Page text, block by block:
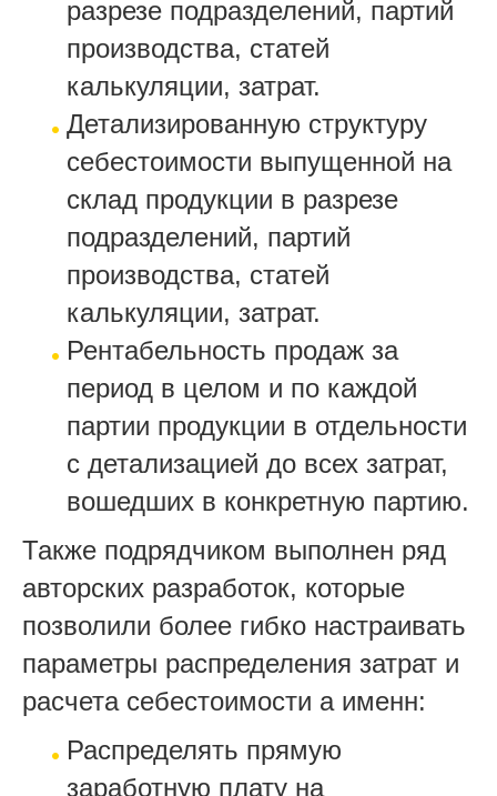
разрезе подразделений, партий
производства, статей
калькуляции, затрат.
Детализированную структуру
себестоимости выпущенной на
склад продукции в разрезе
подразделений, партий
производства, статей
калькуляции, затрат.
Рентабельность продаж за
период в целом и по каждой
партии продукции в отдельности
с детализацией до всех затрат,
вошедших в конкретную партию.
Также подрядчиком выполнен ряд
авторских разработок, которые
позволили более гибко настраивать
параметры распределения затрат и
расчета себестоимости а именн:
Распределять прямую
заработную плату на